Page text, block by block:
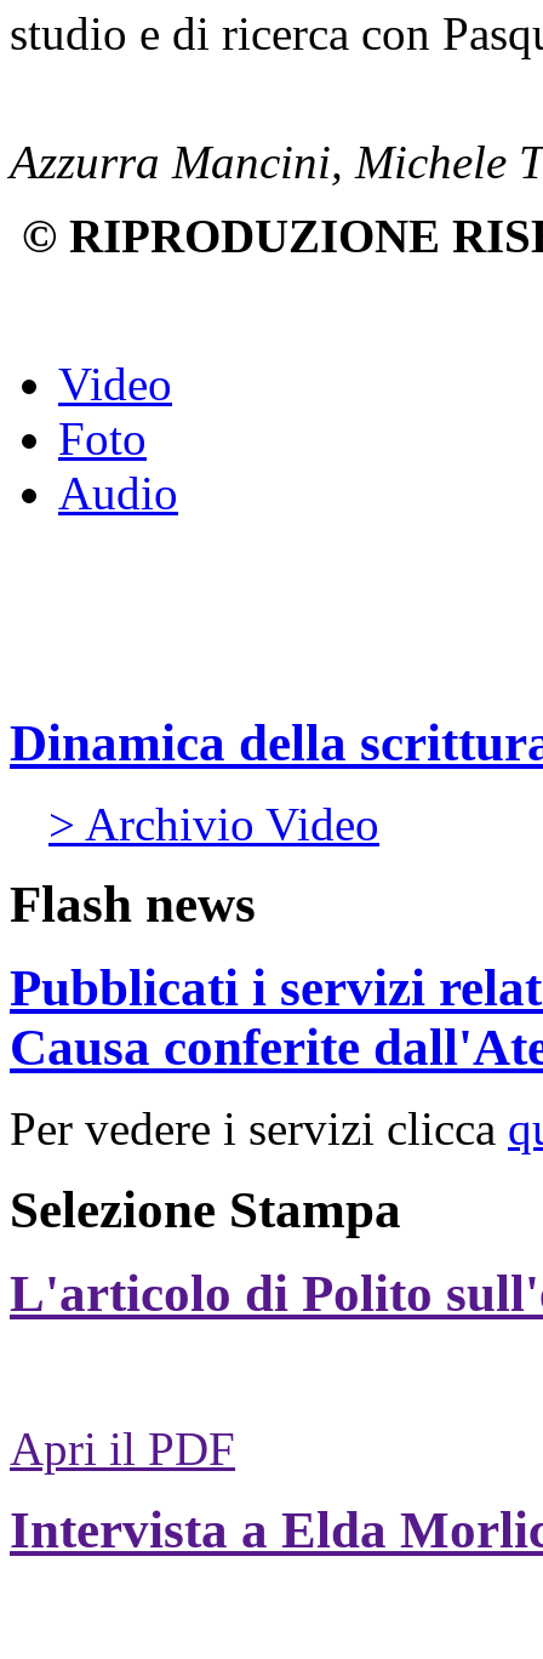
studio e di ricerca con
Azzurra Mancini, Michele
© RIPRODUZIONE
Video
Foto
Audio
Dinamica della
> Archivio Video
Flash news
Pubblicati i servizi
Causa conferite
Per vedere i servizi clicca
Selezione Stampa
L'articolo di Polito
Apri il PDF
Intervista a Elda